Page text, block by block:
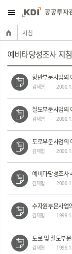
지침
예비타당성조사 지침
항만부문사업의
김재형
철도부문사업의
김재형
도로부문사업의
김재형
예비타당성조사
김재형
수자원부문사업
김재형
도로 및 철도부
김재형